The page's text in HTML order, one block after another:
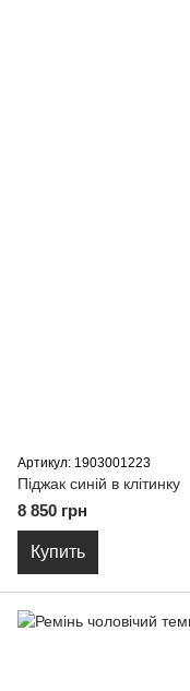
Артикул: 1903001223
Піджак синiй в клітинку
8 850 грн
Купить